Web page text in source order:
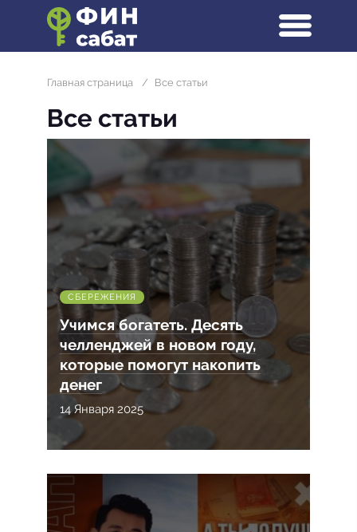
Главная страница / Все статьи
Все статьи
СБЕРЕЖЕНИЯ
Учимся богатеть. Десять
челленджей в новом году,
которые помогут накопить
денег
14 Января 2025